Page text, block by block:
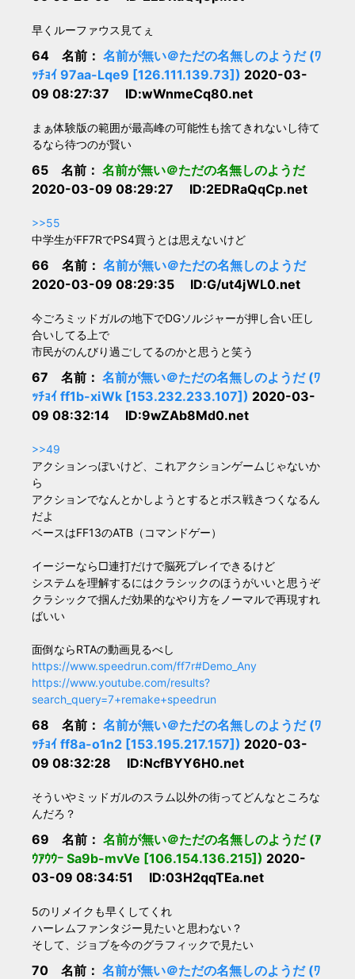
早くルーファウス見てぇ
64 名前： 名前が無い＠ただの名無しのようだ (ﾜ
ｯﾁｮｲ 97aa-Lqe9 [126.111.139.73]) 2020-03-
09 08:27:37 ID:wWnmeCq80.net
まぁ体験版の範囲が最高峰の可能性も捨てきれないし待て
るなら待つのが賢い
65 名前： 名前が無い＠ただの名無しのようだ
2020-03-09 08:29:27 ID:2EDRaQqCp.net
>>55
中学生がFF7RでPS4買うとは思えないけど
66 名前： 名前が無い＠ただの名無しのようだ
2020-03-09 08:29:35 ID:G/ut4jWL0.net
今ごろミッドガルの地下でDGソルジャーが押し合い圧し
合いしてる上で
市民がのんびり過ごしてるのかと思うと笑う
67 名前： 名前が無い＠ただの名無しのようだ (ﾜ
ｯﾁｮｲ ff1b-xiWk [153.232.233.107]) 2020-03-
09 08:32:14 ID:9wZAb8Md0.net
>>49
アクションっぽいけど、これアクションゲームじゃないか
ら
アクションでなんとかしようとするとボス戦きつくなるん
だよ
ベースはFF13のATB（コマンドゲー）
イージーなら□連打だけで脳死プレイできるけど
システムを理解するにはクラシックのほうがいいと思うぞ
クラシックで掴んだ効果的なやり方をノーマルで再現すれ
ばいい
面倒ならRTAの動画見るべし
https://www.speedrun.com/ff7r#Demo_Any
https://www.youtube.com/results?
search_query=7+remake+speedrun
68 名前： 名前が無い＠ただの名無しのようだ (ﾜ
ｯﾁｮｲ ff8a-o1n2 [153.195.217.157]) 2020-03-
09 08:32:28 ID:NcfBYY6H0.net
そういやミッドガルのスラム以外の街ってどんなところな
んだろ？
69 名前： 名前が無い＠ただの名無しのようだ (ｱ
ｳｱｳｳｰ Sa9b-mvVe [106.154.136.215]) 2020-
03-09 08:34:51 ID:03H2qqTEa.net
5のリメイクも早くしてくれ
ハーレムファンタジー見たいと思わない？
そして、ジョブを今のグラフィックで見たい
70 名前： 名前が無い＠ただの名無しのようだ (ﾜ